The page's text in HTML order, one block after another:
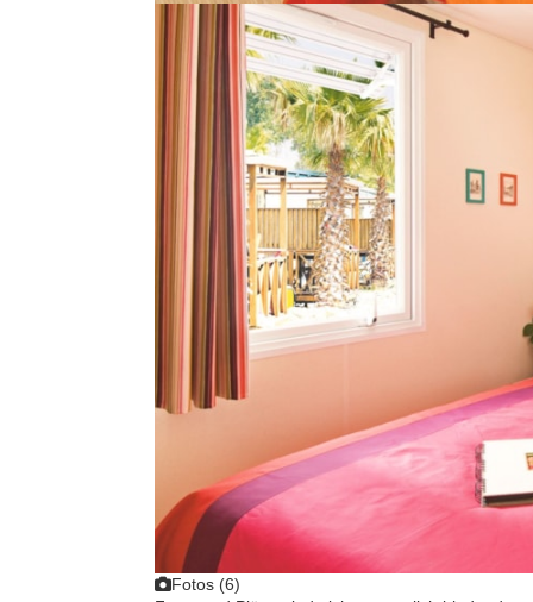
Fotos (6)